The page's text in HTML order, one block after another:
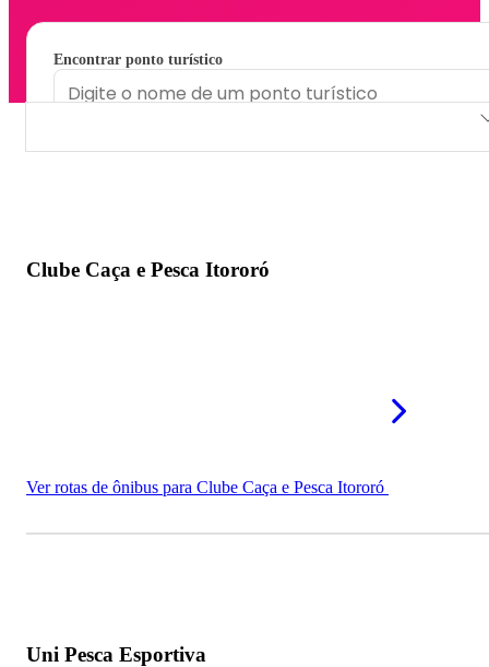
Encontrar ponto turístico
Clube Caça e Pesca Itororó
Ver rotas de ônibus para Clube Caça e Pesca Itororó
Uni Pesca Esportiva